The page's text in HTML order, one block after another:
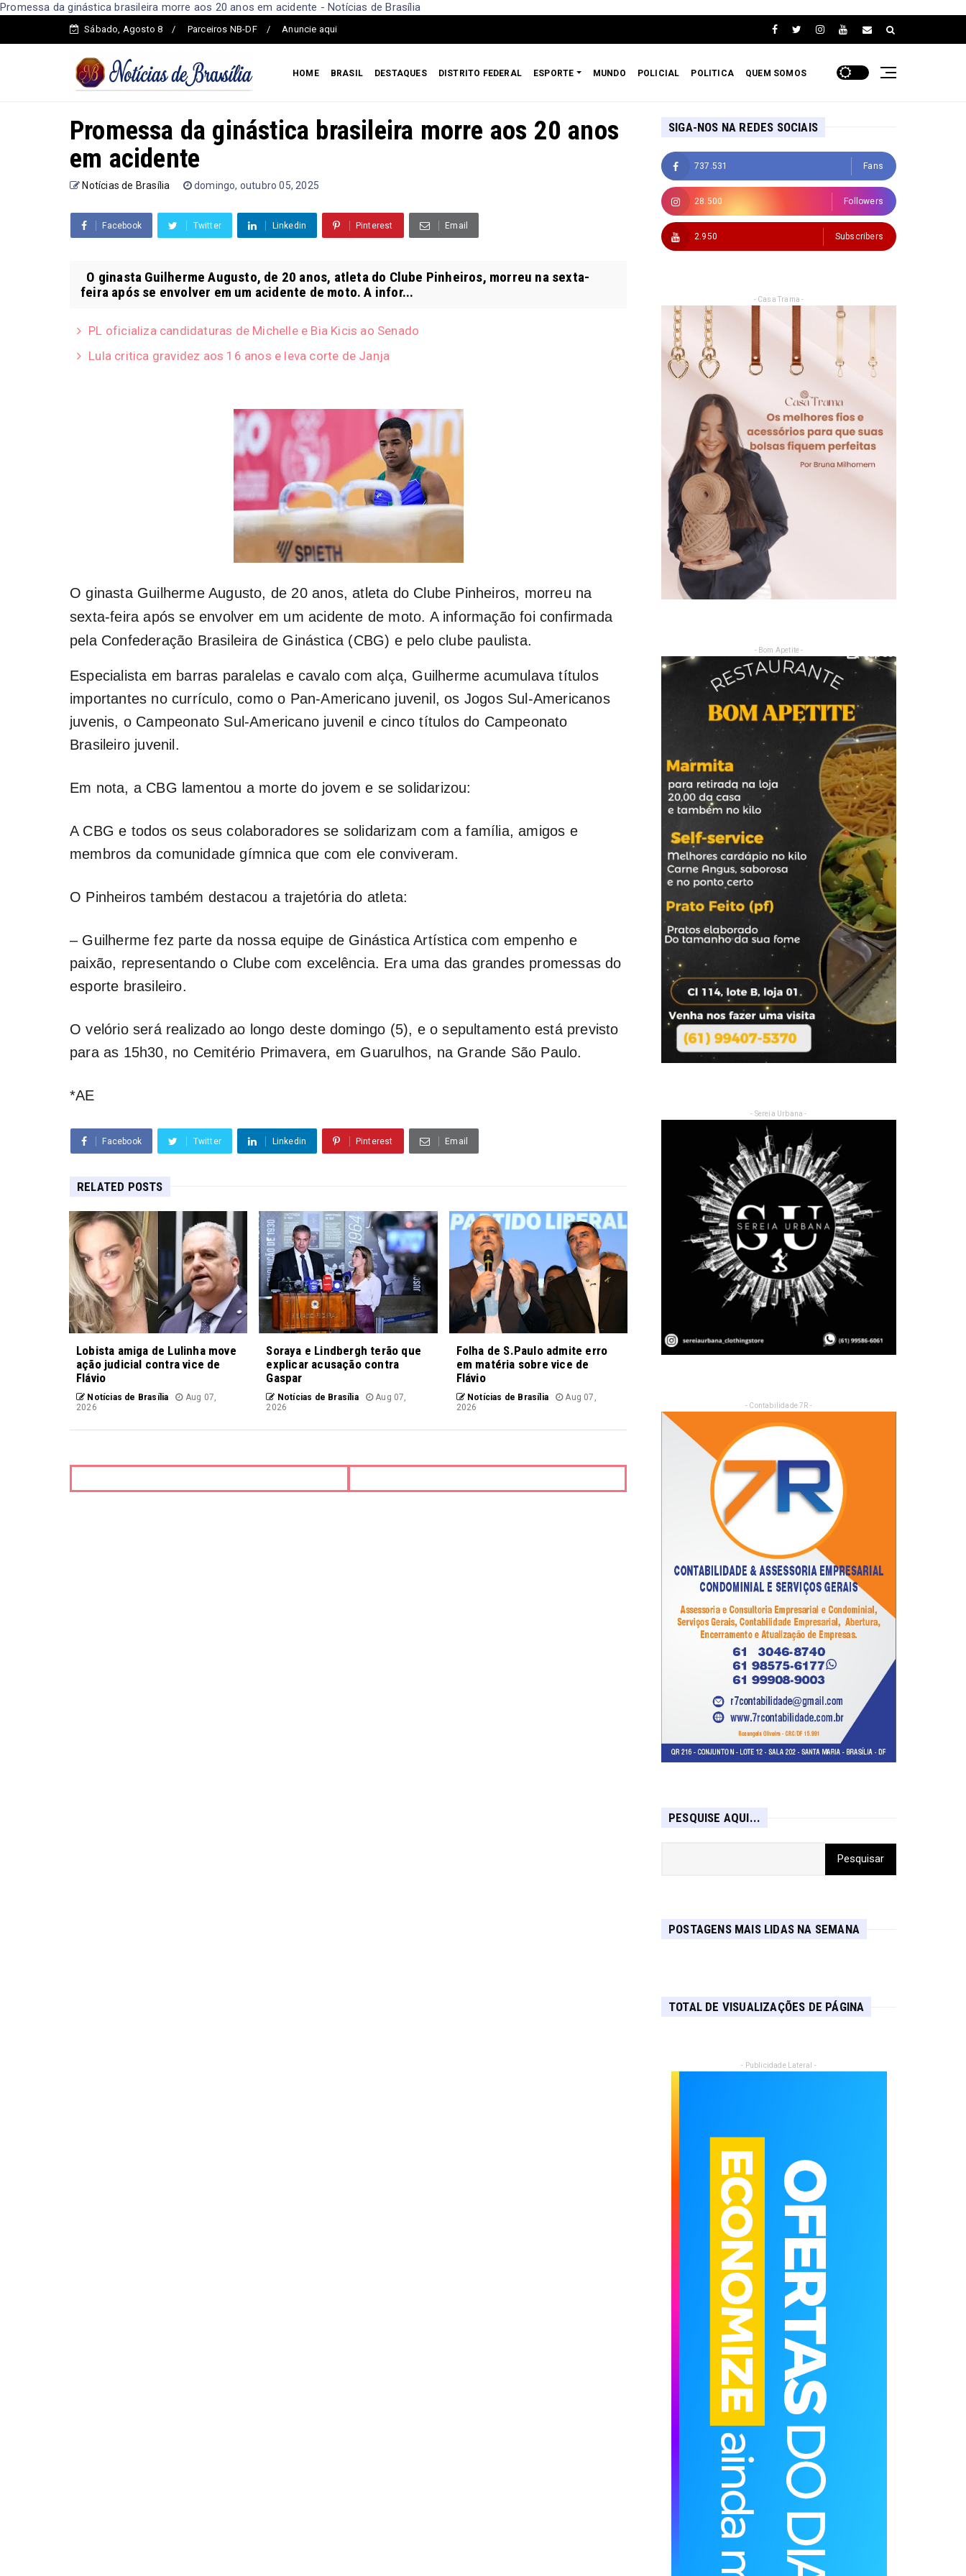
Promessa da ginástica brasileira morre aos 20 anos em acidente - Notícias de Brasília
Sábado, Agosto 8 Parceiros NB-DF Anuncie aqui
HOME BRASIL DESTAQUES DISTRITO FEDERAL ESPORTE MUNDO POLICIAL POLITICA QUEM SOMOS
Promessa da ginástica brasileira morre aos 20 anos
em acidente
Notícias de Brasília domingo, outubro 05, 2025
Facebook Twitter Linkedin Pinterest Email
O ginasta Guilherme Augusto, de 20 anos, atleta do Clube Pinheiros, morreu na sexta-
feira após se envolver em um acidente de moto. A infor...
PL oficializa candidaturas de Michelle e Bia Kicis ao Senado
Lula critica gravidez aos 16 anos e leva corte de Janja
O ginasta Guilherme Augusto, de 20 anos, atleta do Clube Pinheiros, morreu na
sexta-feira após se envolver em um acidente de moto. A informação foi confirmada
pela Confederação Brasileira de Ginástica (CBG) e pelo clube paulista.
Especialista em barras paralelas e cavalo com alça, Guilherme acumulava títulos
importantes no currículo, como o Pan-Americano juvenil, os Jogos Sul-Americanos
juvenis, o Campeonato Sul-Americano juvenil e cinco títulos do Campeonato
Brasileiro juvenil.
Em nota, a CBG lamentou a morte do jovem e se solidarizou:
A CBG e todos os seus colaboradores se solidarizam com a família, amigos e
membros da comunidade gímnica que com ele conviveram.
O Pinheiros também destacou a trajetória do atleta:
– Guilherme fez parte da nossa equipe de Ginástica Artística com empenho e
paixão, representando o Clube com excelência. Era uma das grandes promessas do
esporte brasileiro.
O velório será realizado ao longo deste domingo (5), e o sepultamento está previsto
para as 15h30, no Cemitério Primavera, em Guarulhos, na Grande São Paulo.
*AE
Facebook Twitter Linkedin Pinterest Email
RELATED POSTS
Lobista amiga de Lulinha move
ação judicial contra vice de
Flávio
Notícias de Brasília
Aug 07,
2026
Soraya e Lindbergh terão que
explicar acusação contra
Gaspar
Notícias de Brasília
Aug 07,
2026
Folha de S.Paulo admite erro
em matéria sobre vice de
Flávio
Notícias de Brasília
Aug 07,
2026
SIGA-NOS NA REDES SOCIAIS
737.531 Fans
28.500 Followers
2.950 Subscribers
- Casa Trama -
- Bom Apetite -
- Sereia Urbana -
- Contabilidade 7R -
PESQUISE AQUI...
POSTAGENS MAIS LIDAS NA SEMANA
TOTAL DE VISUALIZAÇÕES DE PÁGINA
- Publicidade Lateral -